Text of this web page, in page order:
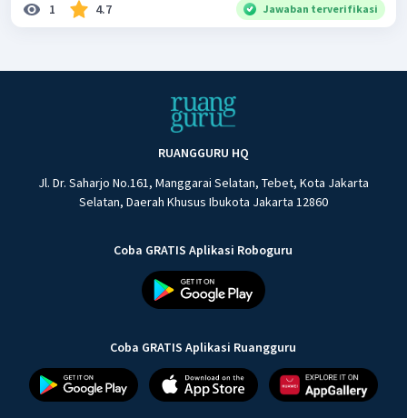
1 4.7 Jawaban terverifikasi
RUANGGURU HQ
Jl. Dr. Saharjo No.161, Manggarai Selatan, Tebet, Kota Jakarta
Selatan, Daerah Khusus Ibukota Jakarta 12860
Coba GRATIS Aplikasi Roboguru
Coba GRATIS Aplikasi Ruangguru